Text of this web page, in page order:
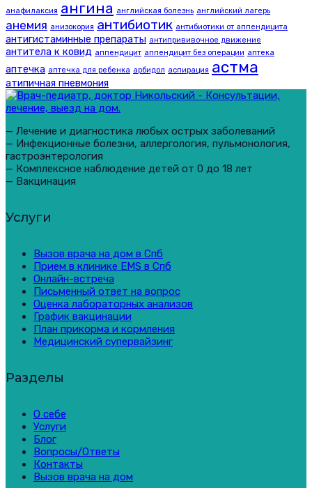
анафилаксия ангина английская болезнь английский лагерь
анемия анизокория антибиотик антибиотики от аппендицита
антигистаминные препараты антипрививочное движение
антитела к ковид аппендицит аппендицит без операции аптека
аптечка аптечка для ребенка арбидол аспирация астма
атипичная пневмония
— Лечение и диагностика любых острых заболеваний
— Инфекционные болезни, аллергология, пульмонология,
гастроэнтерология
— Комплексное наблюдение детей от 0 до 18 лет
— Вакцинация
Услуги
Вызов врача на дом в Спб
Прием в клинике EMS в Спб
Онлайн-встреча
Письменный ответ на вопрос
Оценка лабораторных анализов
График вакцинации
План прикорма и кормления
Медицинский супервайзинг
Разделы
О себе
Услуги
Блог
Вопросы/Ответы
Контакты
Вызов врача на дом